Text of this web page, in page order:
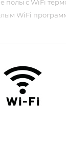
полы с WiFi
WiFi